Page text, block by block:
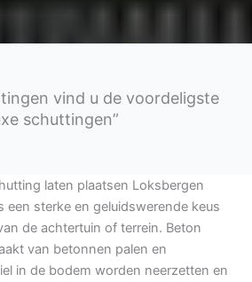
vind u de voordeligste
schuttingen”
laten plaatsen Loksbergen
een sterke en geluidswerende keus
de achtertuin of terrein. Beton
van betonnen palen en
in de bodem worden neerzetten en